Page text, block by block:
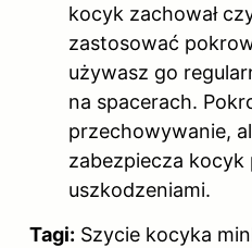
kocyk zachował
zastosować
używasz go
na spacerach.
przechowywanie,
zabezpiecza kocyk
uszkodzeniami.
Tagi: Szycie kocyka